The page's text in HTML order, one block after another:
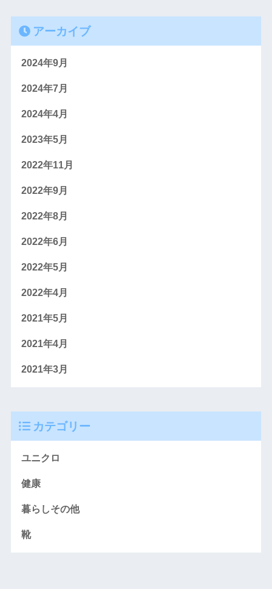
アーカイブ
2024年9月
2024年7月
2024年4月
2023年5月
2022年11月
2022年9月
2022年8月
2022年6月
2022年5月
2022年4月
2021年5月
2021年4月
2021年3月
カテゴリー
ユニクロ
健康
暮らしその他
靴